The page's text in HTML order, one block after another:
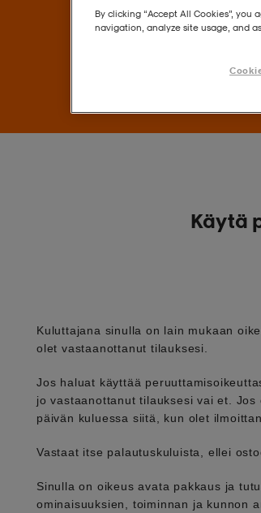
Käytä
Kuluttajana sinulla on lain mukaan
olet vastaanottanut tilauksesi.
Jos haluat käyttää
jo vastaanottanut tilauksesi vai et.
päivän kuluessa siitä, kun olet
Vastaat itse palautuskuluista, ellei
Sinulla on oikeus avata pakkaus ja
ominaisuuksien, toiminnan ja kunnon
By clicking “Accept All Cookies”,
navigation, analyze site usage, and